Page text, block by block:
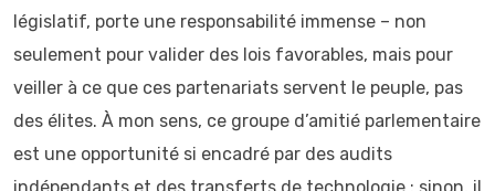
législatif, porte une responsabilité immense – non
seulement pour valider des lois favorables, mais pour
veiller à ce que ces partenariats servent le peuple, pas
des élites. À mon sens, ce groupe d’amitié parlementaire
est une opportunité si encadré par des audits